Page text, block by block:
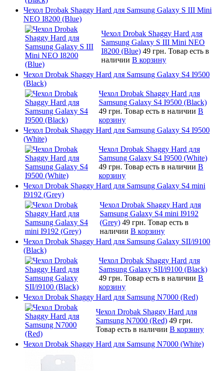
Чехол Drobak Shaggy Hard для Samsung Galaxy S III Mini
NEO I8200 (Blue)
Чехол Drobak Shaggy Hard для
Samsung Galaxy S III Mini NEO
I8200 (Blue) 49 грн. Товар есть в
наличии В корзину
Чехол Drobak Shaggy Hard для Samsung Galaxy S4 I9500
(Black)
Чехол Drobak Shaggy Hard для
Samsung Galaxy S4 I9500 (Black)
49 грн. Товар есть в наличии В
корзину
Чехол Drobak Shaggy Hard для Samsung Galaxy S4 I9500
(White)
Чехол Drobak Shaggy Hard для
Samsung Galaxy S4 I9500 (White)
49 грн. Товар есть в наличии В
корзину
Чехол Drobak Shaggy Hard для Samsung Galaxy S4 mini
I9192 (Grey)
Чехол Drobak Shaggy Hard для
Samsung Galaxy S4 mini I9192
(Grey) 49 грн. Товар есть в
наличии В корзину
Чехол Drobak Shaggy Hard для Samsung Galaxy SII/i9100
(Black)
Чехол Drobak Shaggy Hard для
Samsung Galaxy SII/i9100 (Black)
49 грн. Товар есть в наличии В
корзину
Чехол Drobak Shaggy Hard для Samsung N7000 (Red)
Чехол Drobak Shaggy Hard для
Samsung N7000 (Red) 49 грн.
Товар есть в наличии В корзину
Чехол Drobak Shaggy Hard для Samsung N7000 (White)